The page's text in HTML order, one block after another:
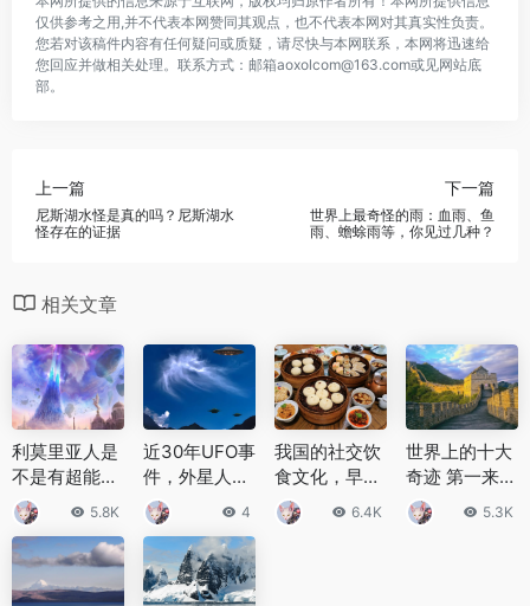
仅供参考之用,并不代表本网赞同其观点，也不代表本网对其真实性负责。
您若对该稿件内容有任何疑问或质疑，请尽快与本网联系，本网将迅速给
您回应并做相关处理。联系方式：邮箱aoxolcom@163.com或见网站底
部。
上一篇
尼斯湖水怪是真的吗？尼斯湖水
怪存在的证据
下一篇
世界上最奇怪的雨：血雨、鱼
雨、蟾蜍雨等，你见过几种？
相关文章
利莫里亚人是
不是有超能力
利莫里亚人就
是中国人吗？
5.8K
近30年UFO事
件，外星人竟
一直在我们身
边？
4
我国的社交饮
食文化，早茶
文化各种不同
的品种种类
6.4K
世界上的十大
奇迹 第一来自
中国最后日益
倾斜将会倒塌
5.3K